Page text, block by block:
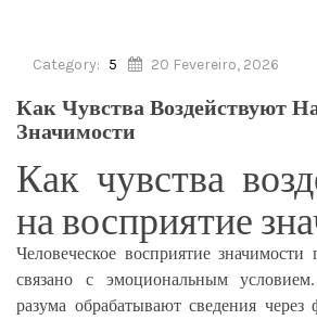
Category: 5 20 Fevereiro, 2026
Как Чувства Воздействуют
Значимости
Как чувства
на восприятие
Человеческое восприятие значимости
связано с эмоциональным
разума обрабатывают сведения через